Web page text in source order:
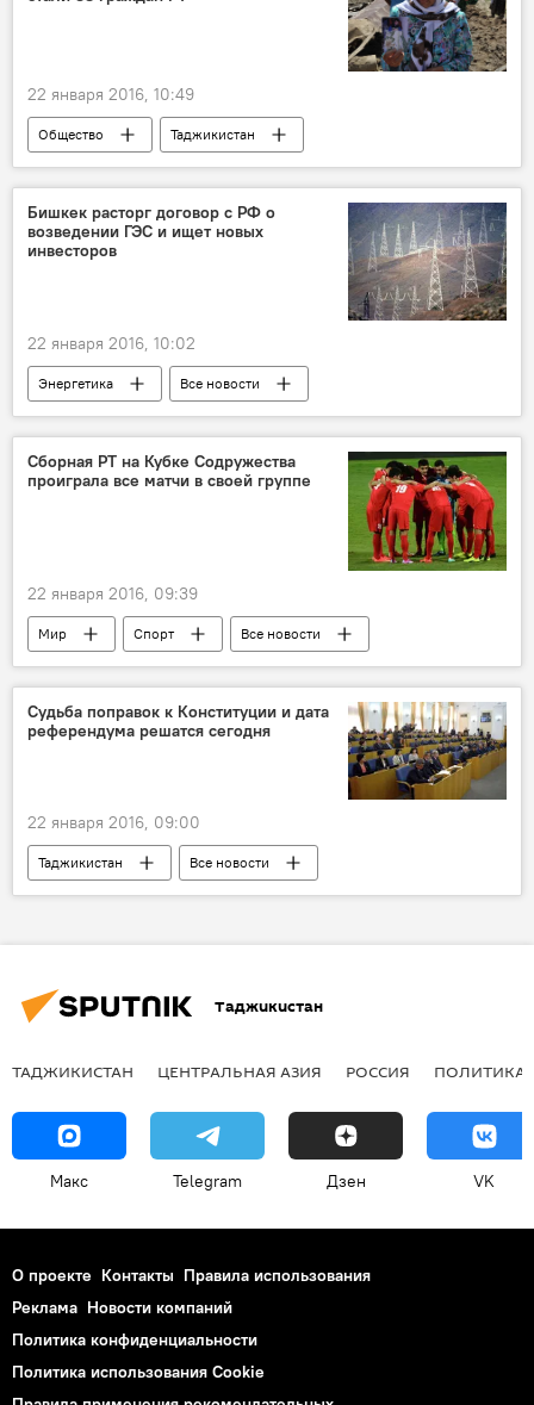
смерть
22 января 2016, 10:49
Общество
Таджикистан
Все новости
Хайриддин Абдурахимов
жертвы
молния
КЧС Таджикистана
селевой поток
Бишкек расторг договор с РФ о
возведении ГЭС и ищет новых
инвесторов
22 января 2016, 10:02
Энергетика
Все новости
Кыргызстан
Алмазбек Атамбаев
закон
соглашение
Строительство
Центральная Азия
Россия
Сборная РТ на Кубке Содружества
проиграла все матчи в своей группе
22 января 2016, 09:39
Мир Спорт
Все новости
Санкт-Петербург
Роман Пилипчук
Парвизджон Умарбоев
футбол
соперник
Судьба поправок к Конституции и дата
референдума решатся сегодня
22 января 2016, 09:00
Таджикистан
Все новости
Политика
референдум
Таджикистан
ТАДЖИКИСТАН ЦЕНТРАЛЬНАЯ АЗИЯ РОССИЯ ПОЛИТИКА
Макс Telegram Дзен VK
О проекте Контакты Правила использования
Реклама Новости компаний
Политика конфиденциальности
Политика использования Cookie